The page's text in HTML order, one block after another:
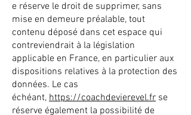
e réserve le droit de supprimer, sans
mise en demeure préalable, tout
contenu déposé dans cet espace qui
contreviendrait à la législation
applicable en France, en particulier aux
dispositions relatives à la protection des
données. Le cas
échéant, https://coachdevierevel.fr se
réserve également la possibilité de